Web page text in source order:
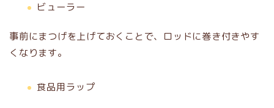
ビューラー
事前にまつげを上げておくことで、ロッドに巻き付きやす
くなります。
食品用ラップ